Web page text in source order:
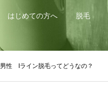
はじめての方へ 脱毛
男性 Iライン脱毛ってどうなの？